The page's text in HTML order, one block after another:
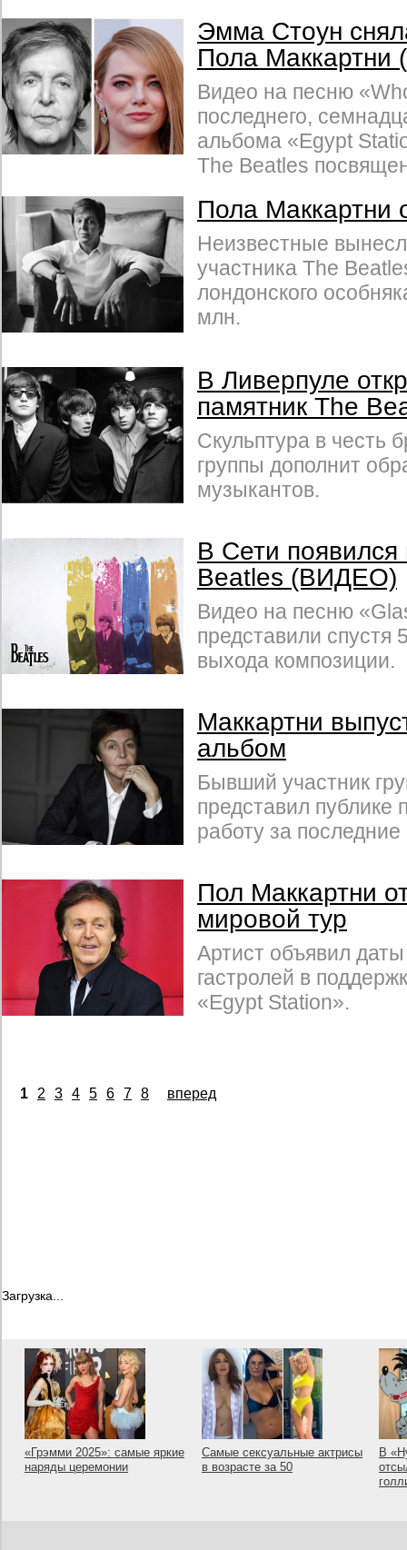
Эмма Стоун
Пола
Видео на песню
последнего,
альбома «Egypt
The Beatles
Пола Маккартни
Неизвестные
участника The
лондонского
млн.
В Ливерпуле
памятник The
Скульптура в честь
группы дополнит
музыкантов.
В Сети
Beatles (ВИДЕО)
Видео на песню
представили спустя
выхода композиции.
Маккартни
альбом
Бывший участник
представил публике
работу за последние
Пол Маккартни
мировой тур
Артист объявил
гастролей в
«Egypt Station».
1 2 3 4 5 6 7 8 вперед
Загрузка...
«Грэмми 2025»: самые яркие
наряды церемонии
Самые сексуальные актрисы
в возрасте за 50
В